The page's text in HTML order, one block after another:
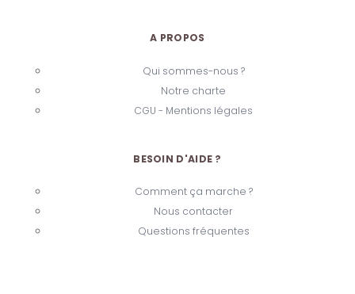
A PROPOS
Qui sommes-nous ?
Notre charte
CGU - Mentions légales
BESOIN D'AIDE ?
Comment ça marche ?
Nous contacter
Questions fréquentes